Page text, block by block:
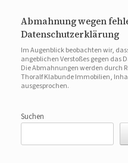
Abmahnung wegen
Datenschutzerklärung
Im Augenblick beobachten wir,
angeblichen Verstoßes gegen
Die Abmahnungen werden durch
Thoralf Klabunde Immobilien,
ausgesprochen.
Suchen